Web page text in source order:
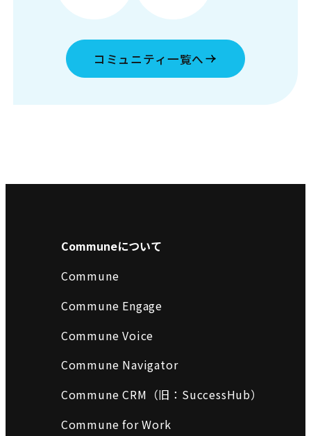
コミュニティ一覧へ
Communeについて
Commune
Commune Engage
Commune Voice
Commune Navigator
Commune CRM（旧：SuccessHub）
Commune for Work